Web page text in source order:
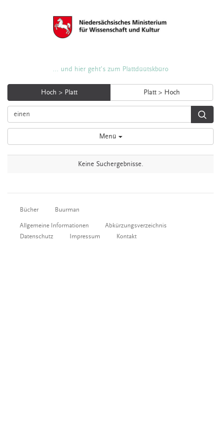
... und hier geht's zum Plattdüütskbüro
Hoch > Platt Platt > Hoch
Menü
Keine Suchergebnisse.
Bücher Buurman
Allgemeine Informationen
Abkürzungsverzeichnis
Datenschutz
Impressum Kontakt